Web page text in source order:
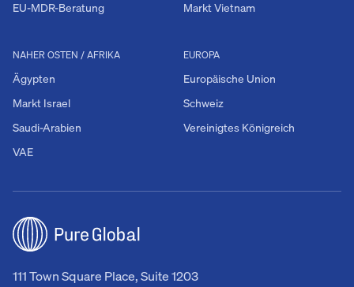
111 Town Square Place, Suite 1203
EU-MDR-Beratung
EUROPA
Europäische Union
Schweiz
Vereinigtes Königreich
NAHER OSTEN / AFRIKA
Ägypten
Markt Israel
Saudi-Arabien
VAE
Markt Vietnam